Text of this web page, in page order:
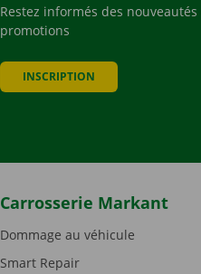
Restez informés des nouveautés
promotions
INSCRIPTION
Carrosserie Markant
Dommage au véhicule
Smart Repair